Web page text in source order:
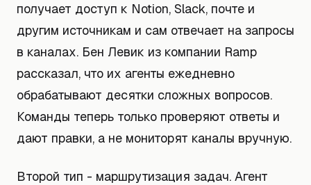
получает доступ к Notion, Slack, почте и
другим источникам и сам отвечает на запросы
в каналах. Бен Левик из компании Ramp
рассказал, что их агенты ежедневно
обрабатывают десятки сложных вопросов.
Команды теперь только проверяют ответы и
дают правки, а не мониторят каналы вручную.
Второй тип - маршрутизация задач. Агент